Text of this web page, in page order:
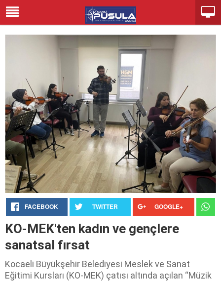
FACEBOOK TWITTER GOOGLE+
KO-MEK'ten kadın ve gençlere
sanatsal fırsat
Kocaeli Büyükşehir Belediyesi Meslek ve Sanat
Eğitimi Kursları (KO-MEK) çatısı altında açılan “Müzik